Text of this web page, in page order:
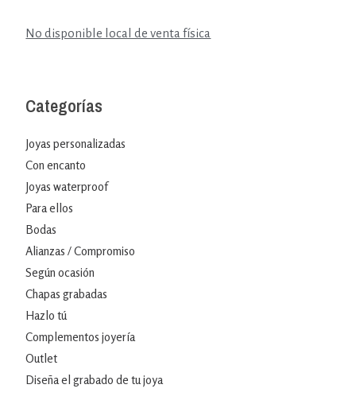
No disponible local de venta física
Categorías
Joyas personalizadas
Con encanto
Joyas waterproof
Para ellos
Bodas
Alianzas / Compromiso
Según ocasión
Chapas grabadas
Hazlo tú
Complementos joyería
Outlet
Diseña el grabado de tu joya